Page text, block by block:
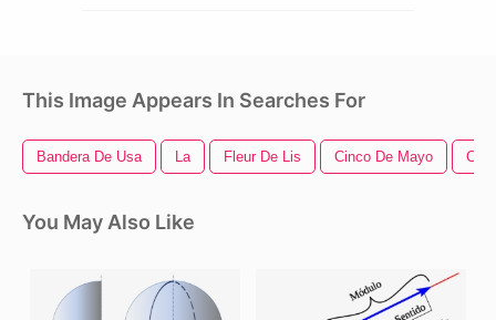
This Image Appears In Searches For
Bandera De Usa La Fleur De Lis Cinco De Mayo
You May Also Like